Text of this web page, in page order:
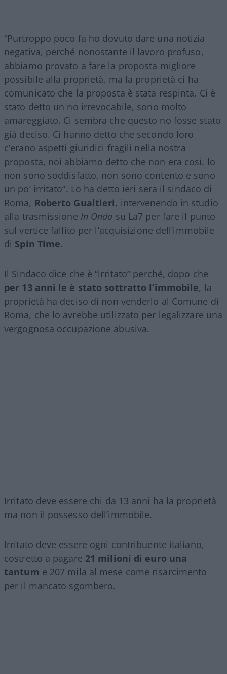
“Purtroppo poco fa ho dovuto dare una notizia
negativa, perché nonostante il lavoro profuso,
abbiamo provato a fare la proposta migliore
possibile alla proprietà, ma la proprietà ci ha
comunicato che la proposta è stata respinta. Ci è
stato detto un no irrevocabile, sono molto
amareggiato. Ci sembra che questo no fosse stato
già deciso. Ci hanno detto che secondo loro
c’erano aspetti giuridici fragili nella nostra
proposta, noi abbiamo detto che non era così. Io
non sono soddisfatto, non sono contento e sono
un po’ irritato”. Lo ha detto ieri sera il sindaco di
Roma, Roberto Gualtieri, intervenendo in studio
alla trasmissione In Onda su La7 per fare il punto
sul vertice fallito per l’acquisizione dell’immobile
di Spin Time.
Il Sindaco dice che è “irritato” perché, dopo che
per 13 anni le è stato sottratto l’immobile, la
proprietà ha deciso di non venderlo al Comune di
Roma, che lo avrebbe utilizzato per legalizzare una
vergognosa occupazione abusiva.
Irritato deve essere chi da 13 anni ha la proprietà
ma non il possesso dell’immobile.
Irritato deve essere ogni contribuente italiano,
costretto a pagare 21 milioni di euro una
tantum e 207 mila al mese come risarcimento
per il mancato sgombero.